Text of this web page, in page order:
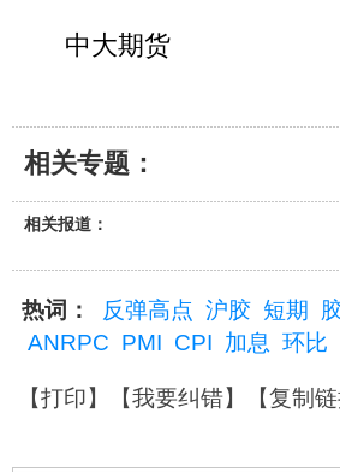
中大期货
相关专题：
相关报道：
热词： 反弹高点 沪胶 短期
ANRPC PMI CPI 加息 环比
【打印】【我要纠错】【复制